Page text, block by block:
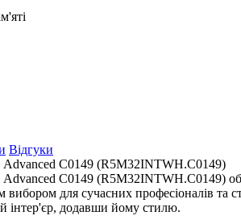
Відгуки
C0149 (R5M32INTWH.C0149)
C0149 (R5M32INTWH.C0149)
вибором для сучасних професіоналів та
інтер'єр, додавши йому стилю.